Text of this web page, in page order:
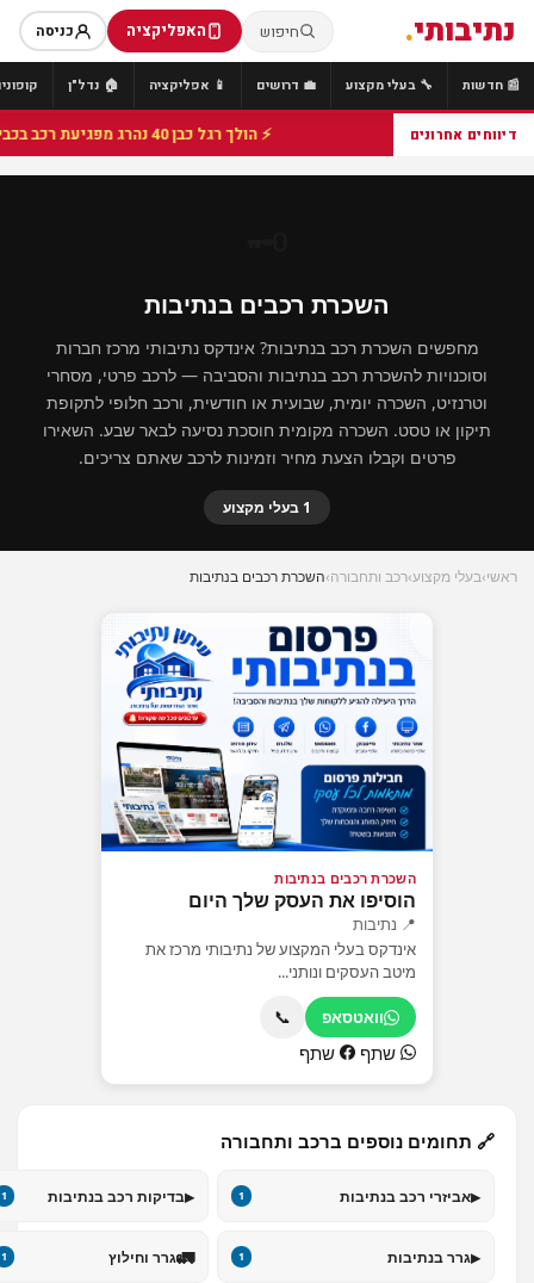
נתיבותי. חיפוש האפליקציה כניסה
📰 חדשות 🔧 בעלי מקצוע 💼 דרושים 📱 אפליקציה 🏠 נדל"ן
דיווחים אחרונים ⚡ הולך רגל כבן 40 נהרג מפגיעת רכב בכביש 25 סמוך לצומת הנשיא, מתנדבי זק"א פועלו בזירה
השכרת רכבים בנתיבות
מחפשים השכרת רכב בנתיבות? אינדקס נתיבותי מרכז חברות
וסוכנויות להשכרת רכב בנתיבות והסביבה — לרכב פרטי, מסחרי
וטרנזיט, השכרה יומית, שבועית או חודשית, ורכב חלופי לתקופת
תיקון או טסט. השכרה מקומית חוסכת נסיעה לבאר שבע. השאירו
פרטים וקבלו הצעת מחיר וזמינות לרכב שאתם צריכים.
1 בעלי מקצוע
ראשי›בעלי מקצוע›רכב ותחבורה›השכרת רכבים בנתיבות
השכרת רכבים בנתיבות
הוסיפו את העסק שלך היום
📍 נתיבות
אינדקס בעלי המקצוע של נתיבותי מרכז את
מיטב העסקים ונותני...
וואטסאפ 📞
שתף שתף
🔗 תחומים נוספים ברכב ותחבורה
▸אביזרי רכב בנתיבות 1
▸בדיקות רכב בנתיבות 1
▸גרר בנתיבות 1
🚛גרר וחילוץ 1